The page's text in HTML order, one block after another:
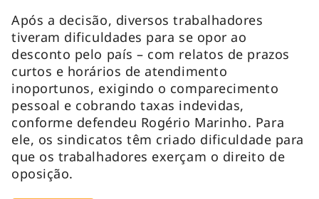
Após a decisão, diversos trabalhadores
tiveram dificuldades para se opor ao
desconto pelo país – com relatos de prazos
curtos e horários de atendimento
inoportunos, exigindo o comparecimento
pessoal e cobrando taxas indevidas,
conforme defendeu Rogério Marinho. Para
ele, os sindicatos têm criado dificuldade para
que os trabalhadores exerçam o direito de
oposição.